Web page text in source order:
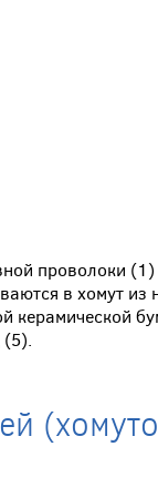
проволоки
в хомут
керамической